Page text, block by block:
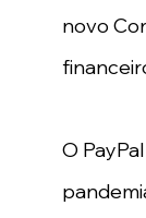
novo
O